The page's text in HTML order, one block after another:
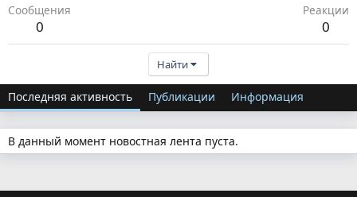
Сообщения
0
Реакции
0
Найти
Последняя активность Публикации Информация
В данный момент новостная лента пуста.